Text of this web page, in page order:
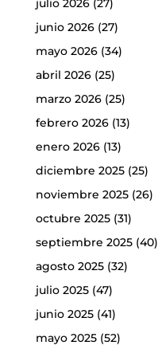
julio 2026(27)
junio 2026(27)
mayo 2026(34)
abril 2026(25)
marzo 2026(25)
febrero 2026(13)
enero 2026(13)
diciembre 2025(25)
noviembre 2025(26)
octubre 2025(31)
septiembre 2025(40)
agosto 2025(32)
julio 2025(47)
junio 2025(41)
mayo 2025(52)